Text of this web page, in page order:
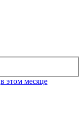
в этом месяце